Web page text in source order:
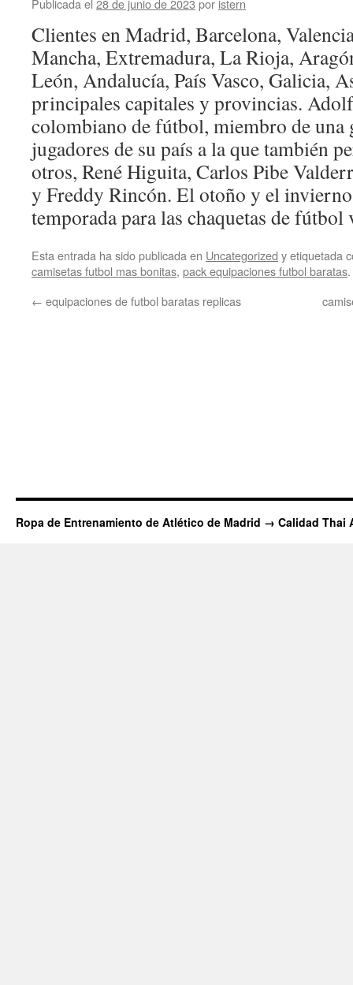
Publicada el 28 de junio de 2023 por istern
Clientes en Madrid, Barcelona,
Mancha, Extremadura, La Rioja,
León, Andalucía, País Vasco, Galicia,
principales capitales y provincias.
colombiano de fútbol, miembro de una
jugadores de su país a la que también
otros, René Higuita, Carlos Pibe
y Freddy Rincón. El otoño y el invierno
temporada para las chaquetas de fútbol
Esta entrada ha sido publicada en Uncategorized y etiquetada
camisetas futbol mas bonitas, pack equipaciones futbol baratas
← equipaciones de futbol baratas replicas
Ropa de Entrenamiento de Atlético de Madrid → Calidad Thai